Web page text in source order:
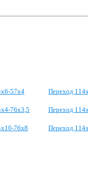
57х4 Переход
76х3,5 Переход
76х8 Переход